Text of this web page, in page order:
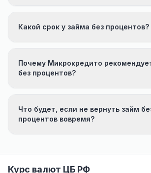
Какой срок у займа без процентов?
Почему Микрокредито
без процентов?
Что будет, если не вернуть займ
процентов вовремя?
Курс валют ЦБ РФ